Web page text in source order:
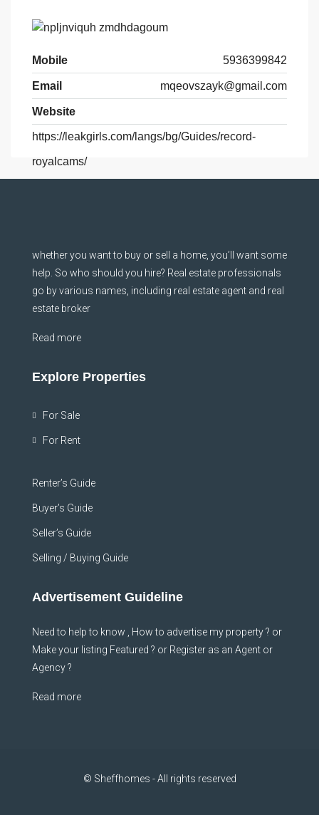
Mobile 5936399842
Email mqeovszayk@gmail.com
Website
https://leakgirls.com/langs/bg/Guides/record-
royalcams/
whether you want to buy or sell a home, you’ll want some
help. So who should you hire? Real estate professionals
go by various names, including real estate agent and real
estate broker
Read more
Explore Properties
For Sale
For Rent
Renter’s Guide
Buyer’s Guide
Seller’s Guide
Selling / Buying Guide
Advertisement Guideline
Need to help to know , How to advertise my property ? or
Make your listing Featured ? or Register as an Agent or
Agency ?
Read more
© Sheffhomes - All rights reserved